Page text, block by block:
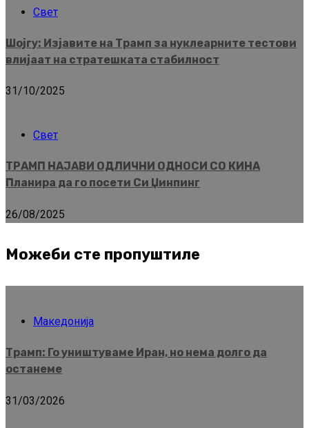
Свет
Шојгу: Изјавите на Трамп за нуклеарните тестови
влијаат на стратешката стабилност
31/10/2025
Свет
ТРАМП НАЈАВИ ОДЛИЧНИ ОДНОСИ СО КИНА
Планира да го посети Си Џинпинг
26/08/2025
Можеби сте пропуштиле
Македонија
Трамп: Го уништуваме Иран, но нема долго да
останеме
31/03/2026